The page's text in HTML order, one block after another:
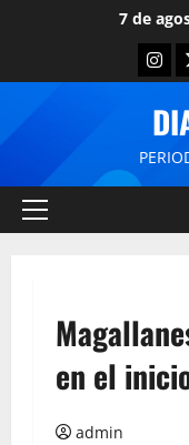
7 de
en el
admin